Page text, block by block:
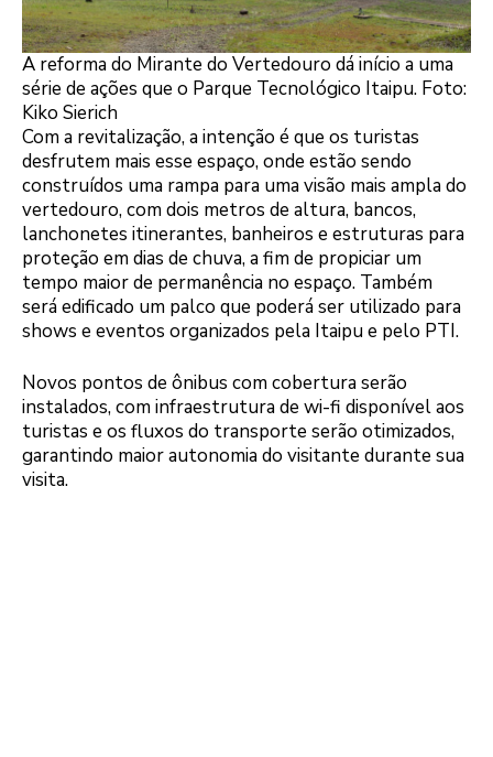
A reforma do Mirante do Vertedouro dá início a uma
série de ações que o Parque Tecnológico Itaipu. Foto:
Kiko Sierich
Com a revitalização, a intenção é que os turistas
desfrutem mais esse espaço, onde estão sendo
construídos uma rampa para uma visão mais ampla do
vertedouro, com dois metros de altura, bancos,
lanchonetes itinerantes, banheiros e estruturas para
proteção em dias de chuva, a fim de propiciar um
tempo maior de permanência no espaço. Também
será edificado um palco que poderá ser utilizado para
shows e eventos organizados pela Itaipu e pelo PTI.
Novos pontos de ônibus com cobertura serão
instalados, com infraestrutura de wi-fi disponível aos
turistas e os fluxos do transporte serão otimizados,
garantindo maior autonomia do visitante durante sua
visita.